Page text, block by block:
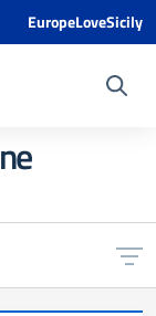
EuropeLoveSicily